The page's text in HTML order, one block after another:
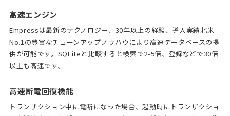
高速エンジン
Empressは最新のテクノロジー、30年以上の経験、導入実績北米
No.1の豊富なチューンアップノウハウにより高速データベースの提
供が可能です。SQLiteと比較すると検索で2-5倍、登録などで30倍
以上も高速です。
高速断電回復機能
トランザクション中に電断になった場合、起動時にトランザクショ